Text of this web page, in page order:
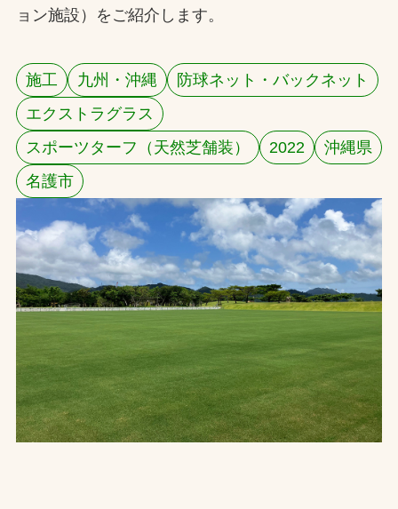
お取引先の皆様へ
プライバシーポリシー
ソーシャルメディアポリシー
InstagramFacebookYouTube
文字の見えづらさや操作にお困りの方へ
ョン施設）をご紹介します。
施工 九州・沖縄
防球ネット・バックネット
エクストラグラス
スポーツターフ（天然芝舗装）
2022
沖縄県
名護市